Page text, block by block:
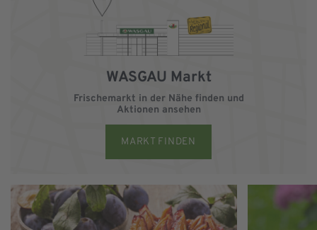
WASGAU Markt
Frischemarkt in der Nähe finden und
Aktionen ansehen
MARKT FINDEN
Zur WASGAU Bäckerei Zu WASGAU